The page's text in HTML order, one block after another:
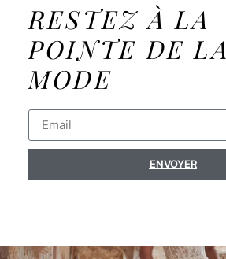
RESTEZ À LA
POINTE DE LA
MODE
ENVOYER